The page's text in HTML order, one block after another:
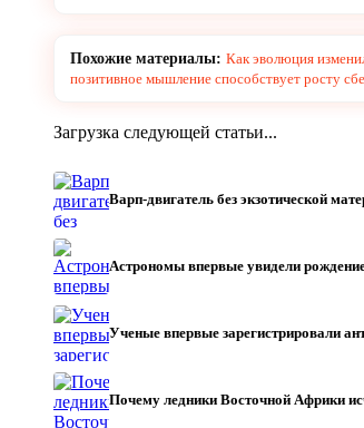
Похожие материалы: Как эволюция
позитивное мышление способствует росту
Загрузка следующей статьи...
Варп-двигатель без экзотической
Астрономы впервые увидели
Ученые впервые зарегистрировали
Почему ледники Восточной Африки